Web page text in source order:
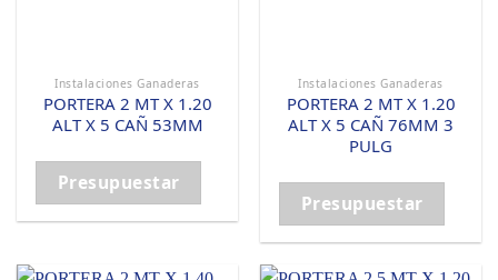
Instalaciones Ganaderas
PORTERA 2 MT X 1.20
ALT X 5 CAÑ 53MM
Presupuestar
Instalaciones Ganaderas
PORTERA 2 MT X 1.20
ALT X 5 CAÑ 76MM 3
PULG
Presupuestar